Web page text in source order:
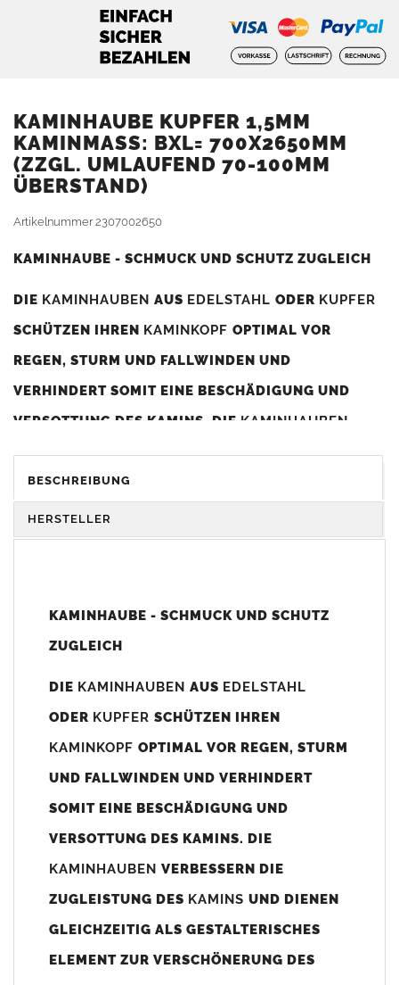
KAMINHAUBE KUPFER 1,5MM
KAMINMASS: BXL= 700X2650MM (
ZZGL. UMLAUFEND 70-100MM Ü
BERSTAND)
Artikelnummer2307002650
KAMINHAUBE - SCHMUCK UND SCHUTZ ZUGLEICH
DIE KAMINHAUBEN AUS EDELSTAHL ODER KUPFER
SCHÜTZEN IHREN KAMINKOPF OPTIMAL VOR
REGEN, STURM UND FALLWINDEN UND
VERHINDERT SOMIT EINE BESCHÄDIGUNG UND
VERSOTTUNG DES KAMINS. DIE KAMINHAUBEN
DIENEN GLEICHZEITIG ALS GESTALTERISCHES
ELEMENT ZUR VERSCHÖNERUNG DES BAUWERKS.
Unsere Maßangaben beziehen sich immer auf das
800mm x 740-800mm angefertigt (siehe Bild/Zeichnung unten).
angefertigt werden (bitte anfragen).
(siehe Bild/Zeichnung unten) angefertigt. Sollten die Bohrungen
nicht passen dann bitte "ohne"Bohrungen (Auswahlfeld)
bis 500mm Kaminbreite: Abstand vom Kaminrand ca.
80mm
BESCHREIBUNG
HERSTELLER
KAMINHAUBE - SCHMUCK UND SCHUTZ
ZUGLEICH
DIE KAMINHAUBEN AUS EDELSTAHL
ODER KUPFER SCHÜTZEN IHREN
KAMINKOPF OPTIMAL VOR REGEN, STURM
UND FALLWINDEN UND VERHINDERT
SOMIT EINE BESCHÄDIGUNG UND
VERSOTTUNG DES KAMINS. DIE
KAMINHAUBEN VERBESSERN DIE
ZUGLEISTUNG DES KAMINS UND DIENEN
GLEICHZEITIG ALS GESTALTERISCHES
ELEMENT ZUR VERSCHÖNERUNG DES